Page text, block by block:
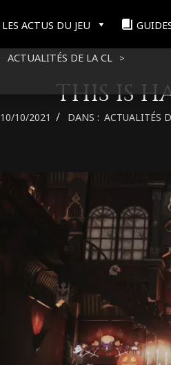
LES ACTUS DU JEU
ACTUALITÉS DE LA CL >
FFXIV 8.0 :
THIS IS
10/10/2021 DANS : ACTUALITÉS